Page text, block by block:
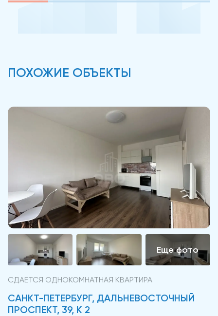
ПОХОЖИЕ ОБЪЕКТЫ
СДАЕТСЯ ОДНОКОМНАТНАЯ КВАРТИРА
САНКТ-ПЕТЕРБУРГ, ДАЛЬНЕВОСТОЧНЫЙ
ПРОСПЕКТ, 39, К 2